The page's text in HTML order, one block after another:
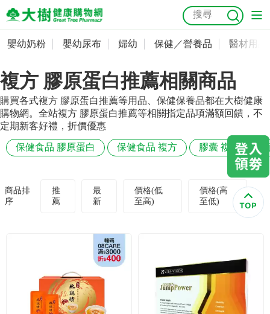
嬰幼奶粉
嬰幼尿布
婦幼
保健／營養品
食品／健康食補
抗菌 尿布 大樹獨家 益生菌 魚油 幼兒米餅 貓砂
奶瓶奶嘴
會員資料及密碼修改
常用收件人清單
訂單查詢
收藏清單
優惠券查詢
嬰幼奶粉 嬰幼尿布 婦幼 保健／營養品 醫材用品
複方 膠原蛋白推薦相關商品
購買各式複方 膠原蛋白推薦等用品、保健保養品都在大樹健康
購物網。全站複方 膠原蛋白推薦等相關指定品項滿額回饋，不
定期新客好禮，折價優惠
保健食品 膠原蛋白 保健食品 複方 膠囊 複方
商品排
序
推
薦
最
新
價格(低
至高)
價格(高
至低)